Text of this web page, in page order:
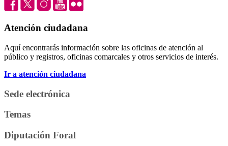
Atención ciudadana
Aquí encontrarás información sobre las oficinas de atención al
público y registros, oficinas comarcales y otros servicios de interés.
Ir a atención ciudadana
Sede electrónica
Temas
Diputación Foral